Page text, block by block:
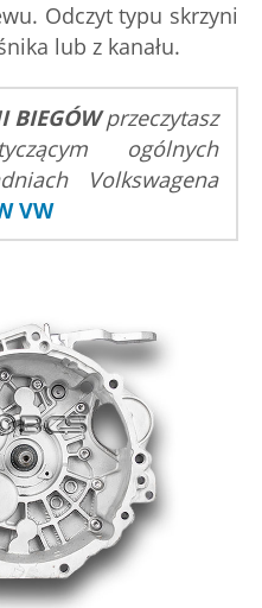
Odczyt typu skrzyni
lub z kanału.
BIEGÓWprzeczytasz
ogólnych
Volkswagena
VW